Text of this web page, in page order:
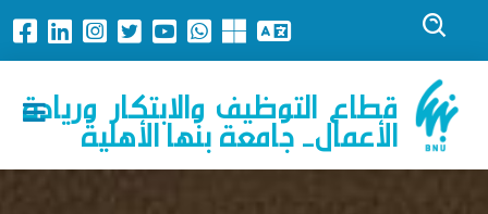
قطاع التوظيف والابتكار وريادة
الأعمال- جامعة بنها الأهلية